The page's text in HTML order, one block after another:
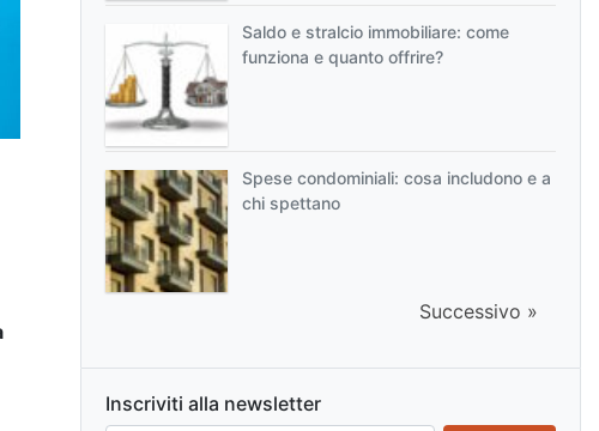
Saldo e stralcio immobiliare: come
funziona e quanto offrire?
Spese condominiali: cosa includono e a
chi spettano
Successivo »
Inscriviti alla newsletter